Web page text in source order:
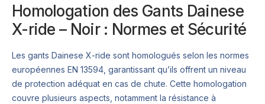
Homologation des Gants Dainese
X-ride – Noir : Normes et Sécurité
Les gants Dainese X-ride sont homologués selon les normes
européennes EN 13594, garantissant qu’ils offrent un niveau
de protection adéquat en cas de chute. Cette homologation
couvre plusieurs aspects, notamment la résistance à